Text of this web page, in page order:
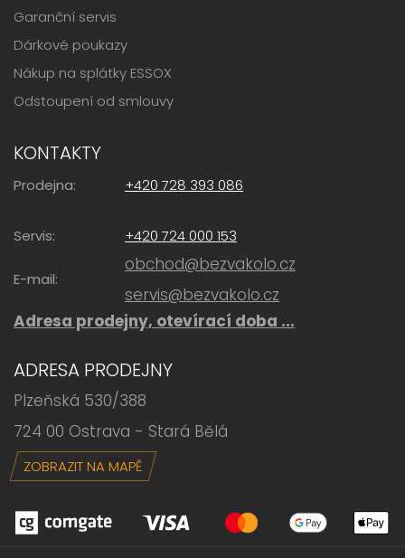
Garanční servis
Dárkové poukazy
Nákup na splátky ESSOX
Odstoupení od smlouvy
KONTAKTY
Prodejna: +420 728 393 086
Servis: +420 724 000 153
E-mail:
obchod@bezvakolo.cz
servis@bezvakolo.cz
Adresa prodejny, otevírací doba ...
ADRESA PRODEJNY
Plzeňská 530/388
724 00 Ostrava - Stará Bělá
ZOBRAZIT NA MAPĚ